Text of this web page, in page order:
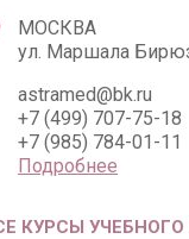
МОСКВА
ул. Маршала
astramed@bk.ru
+7 (499) 707-75-18
+7 (985) 784-01-11
Подробнее
КУРСЫ